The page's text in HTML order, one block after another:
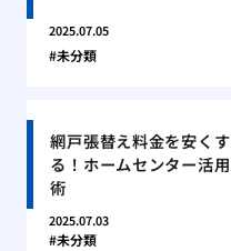
2025.07.05
未分類
網戸張替え料金を安くす
る！ホームセンター活用
術
2025.07.03
未分類